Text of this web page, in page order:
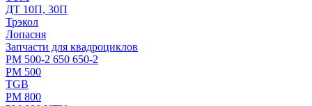
ДТ 10П, 30П
Трэкол
Лопасня
Запчасти для квадроциклов
РМ 500-2 650 650-2
РМ 500
TGB
РМ 800